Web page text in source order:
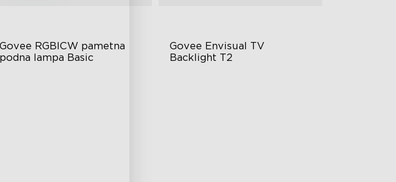
Govee RGBICW pametna
podna lampa Basic
Govee Envisual TV
Backlight T2